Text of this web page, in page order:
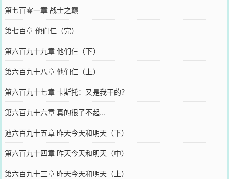
第七百零一章 战士之巅
第七百章 他们仨（完）
第六百九十九章 他们仨（下）
第六百九十八章 他们仨（上）
第六百九十七章 卡斯托：又是我干的？
第六百九十六章 真的很了不起...
迪六百九十五章 昨天今天和明天（下）
第六百九十四章 昨天今天和明天（中）
第六百九十三章 昨天今天和明天（上）